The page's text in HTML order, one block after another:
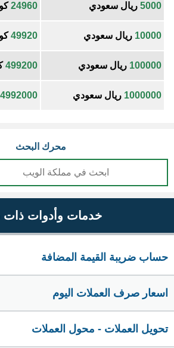
5000 ريال سعودي 24960
10000 ريال سعودي 49920
100000 ريال سعودي 499200
1000000 ريال سعودي 4992000
محرك البحث
خدمات وأدوات ذات
حساب ضريبة القيمة المضافة
اسعار صرف العملات اليوم
تحويل العملات - محول العملات